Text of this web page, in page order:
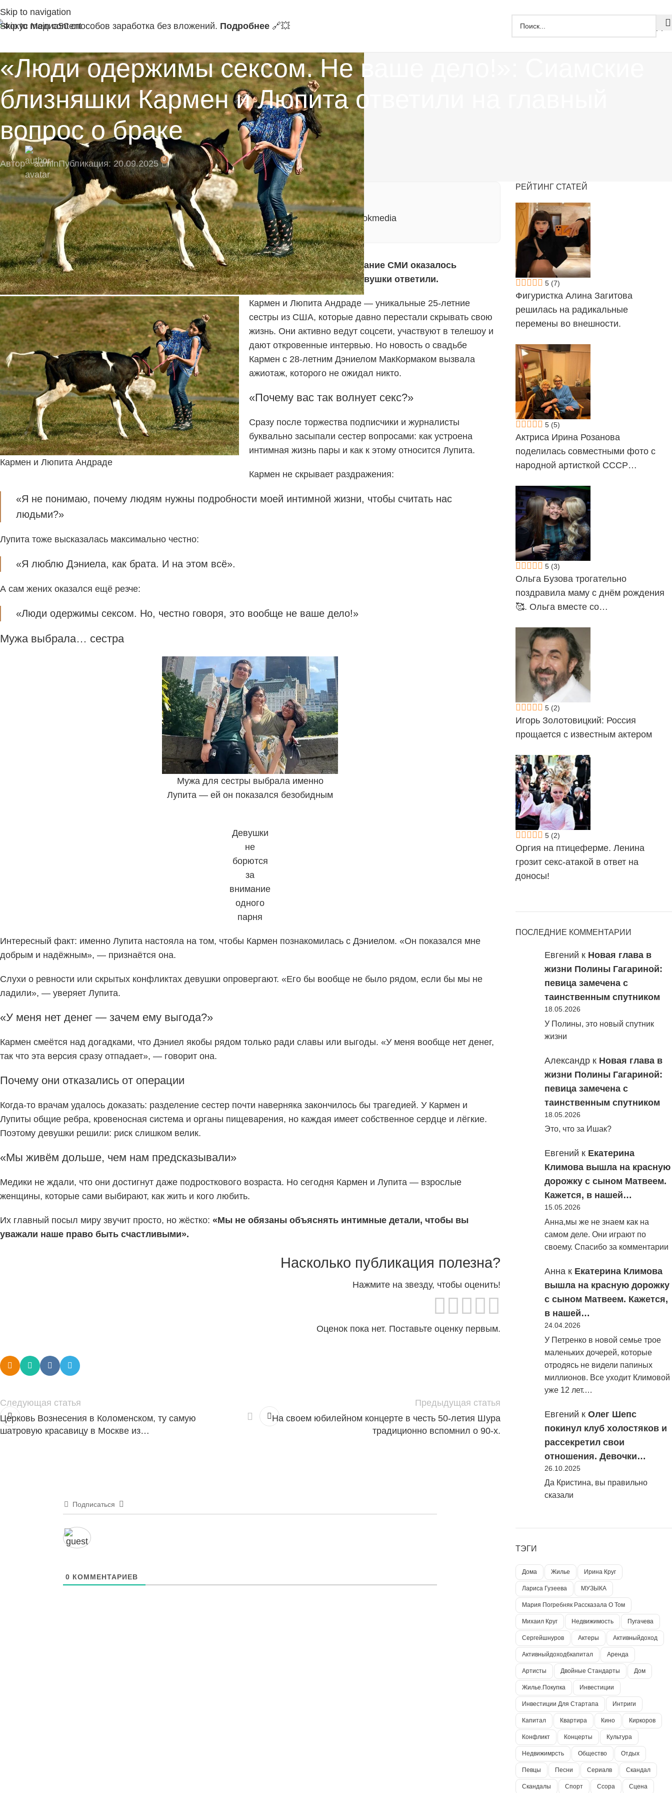
Skip to navigation
Skip to main content50 способов заработка без вложений. Подробнее 🔗‍💥
«Люди одержимы сексом. Не ваше дело!»: Сиамские
близняшки Кармен и Люпита ответили на главный
вопрос о браке
Автор adminПубликация: 20.09.2025 0
🎁 Подпишитесь сейчас и не пропустите эксклюзивные материалы!
Подпишитесь на наш Telegram-канал, там моментальные уведомления:https://t.me/fokmedia
Когда одна из самых известных в мире сиамских близняшек вышла замуж, внимание СМИ оказалось
приковано не к свадебному платью, а к постельным подробностям. И вот что девушки ответили.
Кармен и Люпита Андраде
Кармен и Люпита Андраде — уникальные 25-летние
сестры из США, которые давно перестали скрывать свою
жизнь. Они активно ведут соцсети, участвуют в телешоу и
дают откровенные интервью. Но новость о свадьбе
Кармен с 28-летним Дэниелом МакКормаком вызвала
ажиотаж, которого не ожидал никто.
«Почему вас так волнует секс?»
Сразу после торжества подписчики и журналисты
буквально засыпали сестер вопросами: как устроена
интимная жизнь пары и как к этому относится Лупита.
Кармен не скрывает раздражения:
«Я не понимаю, почему людям нужны подробности моей интимной жизни, чтобы считать нас
людьми?»
Лупита тоже высказалась максимально честно:
«Я люблю Дэниела, как брата. И на этом всё».
А сам жених оказался ещё резче:
«Люди одержимы сексом. Но, честно говоря, это вообще не ваше дело!»
Мужа выбрала… сестра
Мужа для сестры выбрала именно
Лупита — ей он показался безобидным
Девушки
не
борются
за
внимание
одного
парня
Интересный факт: именно Лупита настояла на том, чтобы Кармен познакомилась с Дэниелом. «Он показался мне
добрым и надёжным», — признаётся она.
Слухи о ревности или скрытых конфликтах девушки опровергают. «Его бы вообще не было рядом, если бы мы не
ладили», — уверяет Лупита.
«У меня нет денег — зачем ему выгода?»
Кармен смеётся над догадками, что Дэниел якобы рядом только ради славы или выгоды. «У меня вообще нет денег,
так что эта версия сразу отпадает», — говорит она.
Почему они отказались от операции
Когда-то врачам удалось доказать: разделение сестер почти наверняка закончилось бы трагедией. У Кармен и
Лупиты общие ребра, кровеносная система и органы пищеварения, но каждая имеет собственное сердце и лёгкие.
Поэтому девушки решили: риск слишком велик.
«Мы живём дольше, чем нам предсказывали»
Медики не ждали, что они достигнут даже подросткового возраста. Но сегодня Кармен и Лупита — взрослые
женщины, которые сами выбирают, как жить и кого любить.
Их главный посыл миру звучит просто, но жёстко: «Мы не обязаны объяснять интимные детали, чтобы вы
уважали наше право быть счастливыми».
Насколько публикация полезна?
Нажмите на звезду, чтобы оценить!
Оценок пока нет. Поставьте оценку первым.
Следующая статья
Церковь Вознесения в Коломенском, ту самую
шатровую красавицу в Москве из…
Предыдущая статья
На своем юбилейном концерте в честь 50-летия Шура
традиционно вспомнил о 90-х.
Подписаться
0 КОММЕНТАРИЕВ
РЕЙТИНГ СТАТЕЙ
5 (7)
Фигуристка Алина Загитова
решилась на радикальные
перемены во внешности.
5 (5)
Актриса Ирина Розанова
поделилась совместными фото с
народной артисткой СССР…
5 (3)
Ольга Бузова трогательно
поздравила маму с днём рождения
🥰. Ольга вместе со…
5 (2)
Игорь Золотовицкий: Россия
прощается с известным актером
5 (2)
Оргия на птицеферме. Ленина
грозит секс-атакой в ответ на
доносы!
ПОСЛЕДНИЕ КОММЕНТАРИИ
Евгений к Новая глава в
жизни Полины Гагариной:
певица замечена с
таинственным спутником
18.05.2026
У Полины, это новый спутник
жизни
Александр к Новая глава в
жизни Полины Гагариной:
певица замечена с
таинственным спутником
18.05.2026
Это, что за Ишак?
Евгений к Екатерина
Климова вышла на красную
дорожку с сыном Матвеем.
Кажется, в нашей…
15.05.2026
Анна,мы же не знаем как на
самом деле. Они играют по
своему. Спасибо за комментарии
Анна к Екатерина Климова
вышла на красную дорожку
с сыном Матвеем. Кажется,
в нашей…
24.04.2026
У Петренко в новой семье трое
маленьких дочерей, которые
отродясь не видели папиных
миллионов. Все уходит Климовой
уже 12 лет.…
Евгений к Олег Шепс
покинул клуб холостяков и
рассекретил свои
отношения. Девочки…
26.10.2025
Да Кристина, вы правильно
сказали
ТЭГИ
Дома Жилье Ирина Круг
Лариса Гузеева МУЗЫКА
Мария Погребняк Рассказала О Том
Михаил Круг Недвижимость Пугачева
Сергейшнуров Актеры Активныйдоход
Активныйдоход6капитал Аренда
Артисты Двойные Стандарты Дом
Жилье.покупка Инвестиции
Инвестиции Для Стартапа Интриги
Капитал Квартира Кино Киркоров
Конфликт Концерты Культура
Недвижимрсть Общество Отдых
Певцы Песни Сериалв Скандал
Скандалы Спорт Ссора Сцена